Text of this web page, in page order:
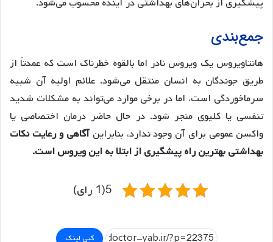
جمع‌بندی
هانتاویروس یک ویروس نادر اما بالقوه خطرناک است که عمدتاً از
طریق جوندگان به انسان منتقل می‌شود. علائم اولیه آن شبیه
سرماخوردگی است، اما در برخی موارد می‌تواند به مشکلات شدید
تنفسی یا کلیوی منجر شود. در حال حاضر درمان اختصاصی یا
واکسن عمومی برای آن وجود ندارد، بنابراینآگاهی و رعایت نکات
بهداشتی بهترین راه پیشگیری از ابتلا به این ویروس است.
5(1 رای)
کپی لینک